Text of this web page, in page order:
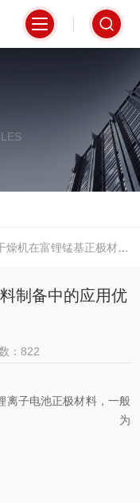
在富锂锰基正极材料制备中的应用优势
制备中的应用优
：822
离子电池正极材料，一般
为